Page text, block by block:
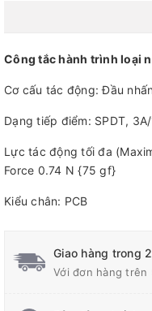
Công tắc hành trình loại
Cơ cấu tác động: Đầu
Dạng tiếp điểm: SPDT,
Lực tác động tối đa
Force 0.74 N {75 gf}
Kiểu chân: PCB
Giao hàng trong
Với đơn hàng trên